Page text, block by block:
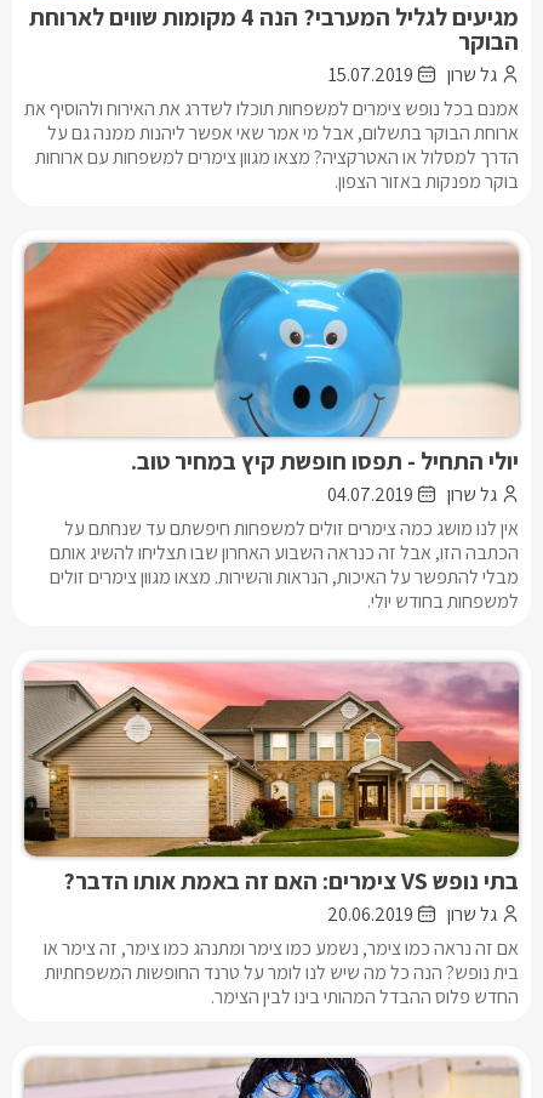
מגיעים לגליל המערבי? הנה 4 מקומות שווים לארוחת
הבוקר
אמנם בכל נופש צימרים למשפחות תוכלו לשדרג את האירוח ולהוסיף את
ארוחת הבוקר בתשלום, אבל מי אמר שאי אפשר ליהנות ממנה גם על
הדרך למסלול או האטרקציה? מצאו מגוון צימרים למשפחות עם ארוחות
בוקר מפנקות באזור הצפון.
גל שרון 15.07.2019
יולי התחיל - תפסו חופשת קיץ במחיר טוב.
אין לנו מושג כמה צימרים זולים למשפחות חיפשתם עד שנחתם על
הכתבה הזו, אבל זה כנראה השבוע האחרון שבו תצליחו להשיג אותם
מבלי להתפשר על האיכות, הנראות והשירות. מצאו מגוון צימרים זולים
למשפחות בחודש יולי.
גל שרון 04.07.2019
בתי נופש VS צימרים: האם זה באמת אותו הדבר?
אם זה נראה כמו צימר, נשמע כמו צימר ומתנהג כמו צימר, זה צימר או
בית נופש? הנה כל מה שיש לנו לומר על טרנד החופשות המשפחתיות
החדש פלוס ההבדל המהותי בינו לבין הצימר.
גל שרון 20.06.2019